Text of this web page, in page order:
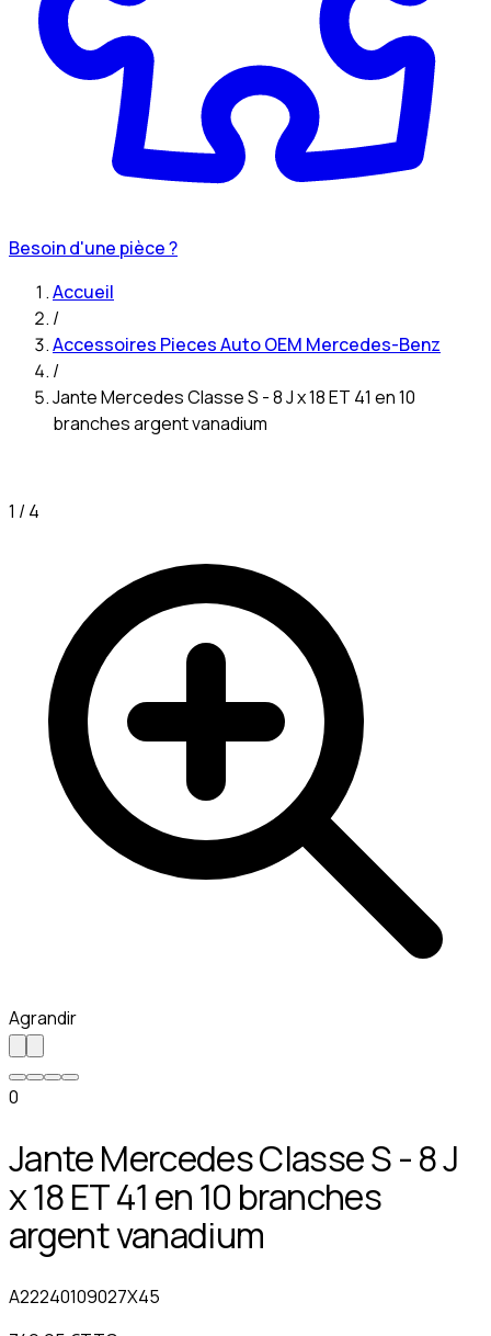
Besoin d'une pièce ?
Accueil
/
Accessoires Pieces Auto OEM Mercedes-Benz
/
Jante Mercedes Classe S - 8 J x 18 ET 41 en 10
branches argent vanadium
1 /4
Agrandir
0
Jante Mercedes Classe S - 8 J
x 18 ET 41 en 10 branches
argent vanadium
A22240109027X45